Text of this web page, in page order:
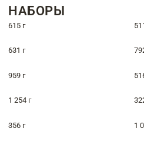
НАБОРЫ
615 г
631 г
959 г
1 254 г
356 г 1